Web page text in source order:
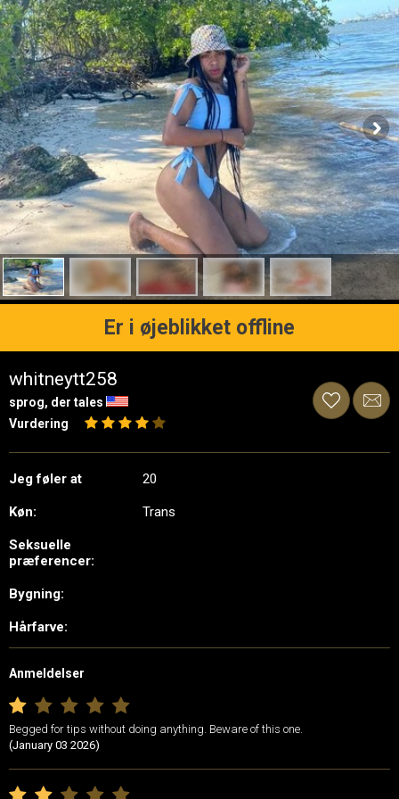
Er i øjeblikket offline
whitneytt258
sprog, der tales
Vurdering
Jeg føler at 20
Køn: Trans
Seksuelle
præferencer:
Bygning:
Hårfarve:
Anmeldelser
Begged for tips without doing anything. Beware of this one.
(January 03 2026)